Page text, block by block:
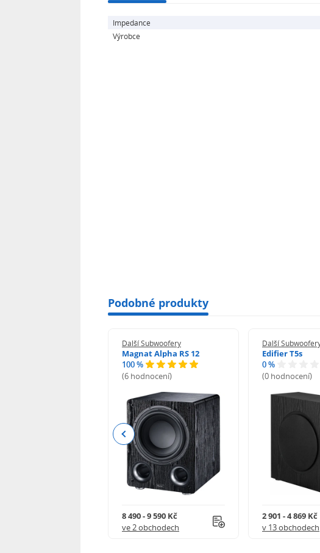
Impedance
Výrobce
Podobné produkty
Další Subwoofery
Magnat Alpha RS 12
100 %
(6 hodnocení)
8 490 - 9 590 Kč
ve 2 obchodech
Další
Edifier T5s
0 %
(0 hodnocení)
2 901 - 4 869 Kč
v 13 obchodech
Previous